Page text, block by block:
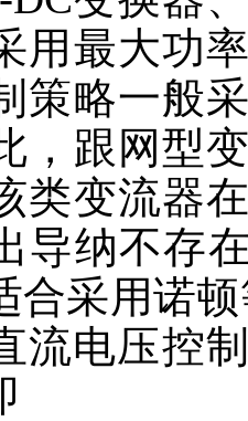
用最大功
策略一般
，跟网型
类变流器
导纳不存
合采用诺
流电压控